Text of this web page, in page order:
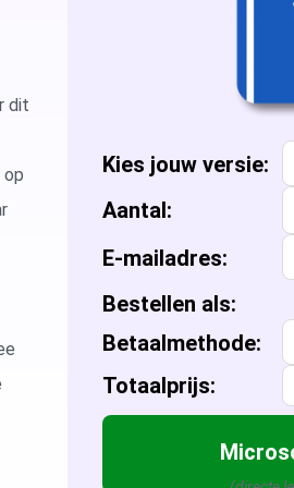
Access Microsoft
Microsoft
Microsoft
Microsoft
Microsoft
Windows Server Windows
Windows
Windows
Windows
Windows
SQL Server Microsoft
Microsoft
Microsoft
Kies jouw versie:
Aantal:
E-mailadres:
Bestellen als:
Betaalmethode:
Totaalprijs:
dit
op